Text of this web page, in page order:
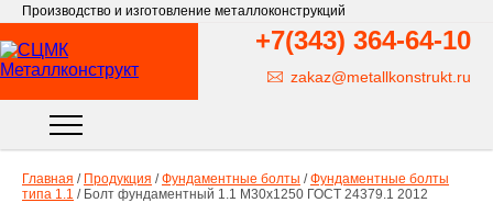
Производство и изготовление металлоконструкций
+7(343) 364-64-10
zakaz@metallkonstrukt.ru
Главная / Продукция / Фундаментные болты / Фундаментные болты
типа 1.1 / Болт фундаментный 1.1 М30х1250 ГОСТ 24379.1 2012